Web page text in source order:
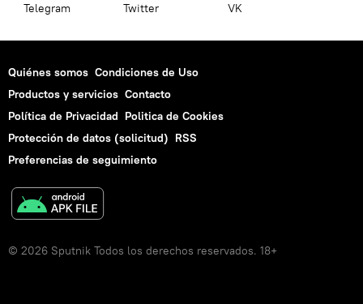
Telegram Twitter VK
Quiénes somos Condiciones de Uso
Productos y servicios Contacto
Política de Privacidad Politica de Cookies
Protección de datos (solicitud) RSS
Preferencias de seguimiento
© 2026 Sputnik Todos los derechos reservados. 18+